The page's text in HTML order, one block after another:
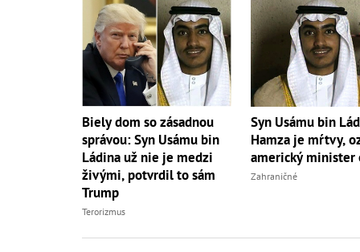
Biely dom so zásadnou
správou: Syn Usámu bin
Ládina už nie je medzi
živými, potvrdil to sám
Trump
Terorizmus
Syn Usámu bin
Hamza je mŕtvy,
americký minister
Zahraničné